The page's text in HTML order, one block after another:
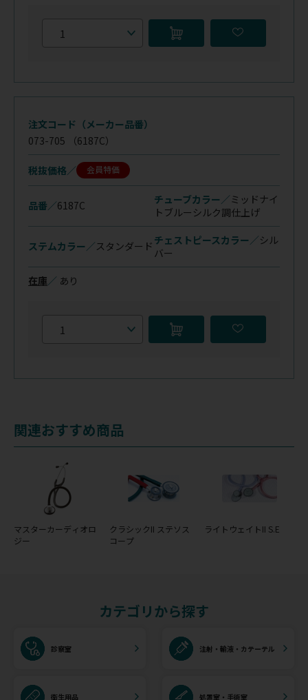
注文コード（メーカー品番）
073-705 （6187C）
税抜価格 会員特価
品番／6187C チューブカラー／ ミッドナイ
トブルー シルク調仕上げ
ステムカラー／スタンダード チェストピースカラー／シル
バー
在庫／ あり
関連おすすめ商品
マスターカーディオロ
ジー
クラシックII ステソス
コープ
ライトウェイトII S.E
カテゴリから探す
診察室 注射・輸液・カテーテル
衛生用品 処置室・手術室